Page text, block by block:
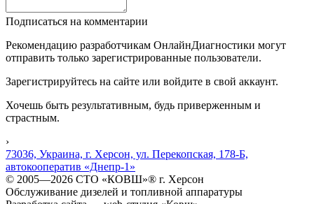
Подписаться на комментарии
Рекомендацию разработчикам ОнлайнДиагностики могут
отправить только зарегистрированные пользователи.
Зарегистрируйтесь на сайте или войдите в свой аккаунт.
Хочешь быть результативным, будь приверженным и
страстным.
›
73036, Украина, г. Херсон, ул. Перекопская, 178-Б,
автокооператив «Днепр-1»
© 2005—2026 СТО «КОВШ»® г. Херсон
Обслуживание дизелей и топливной аппаратуры